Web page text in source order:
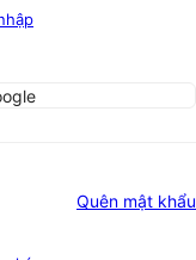
Quên mật khẩu